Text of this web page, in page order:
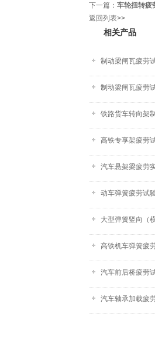
下一篇： 车轮扭转疲
返回列表>>
相关产品
制动梁闸瓦疲劳
制动梁闸瓦疲劳
铁路货车转向架
高铁专享架疲劳
汽车悬架梁疲劳
动车弹簧疲劳试
大型弹簧竖向（
高铁机车弹簧疲
汽车前后桥疲劳
汽车轴承加载疲